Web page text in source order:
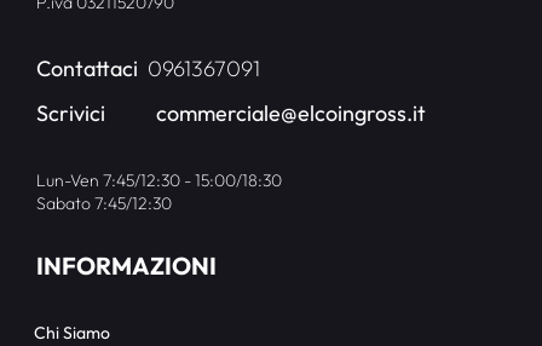
Contattaci 0961367091
Scrivici
commerciale@elcoingross.it
Lun-Ven 7:45/12:30 - 15:00/18:30
Sabato 7:45/12:30
INFORMAZIONI
Chi Siamo